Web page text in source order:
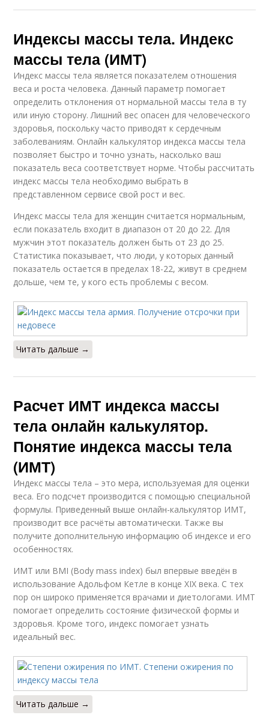
Индексы массы тела. Индекс
массы тела (ИМТ)
Индекс массы тела является показателем отношения
веса и роста человека. Данный параметр помогает
определить отклонения от нормальной массы тела в ту
или иную сторону. Лишний вес опасен для человеческого
здоровья, поскольку часто приводят к сердечным
заболеваниям. Онлайн калькулятор индекса массы тела
позволяет быстро и точно узнать, насколько ваш
показатель веса соответствует норме. Чтобы рассчитать
индекс массы тела необходимо выбрать в
представленном сервисе свой рост и вес.
Индекс массы тела для женщин считается нормальным,
если показатель входит в диапазон от 20 до 22. Для
мужчин этот показатель должен быть от 23 до 25.
Статистика показывает, что люди, у которых данный
показатель остается в пределах 18-22, живут в среднем
дольше, чем те, у кого есть проблемы с весом.
Читать дальше →
Расчет ИМТ индекса массы
тела онлайн калькулятор.
Понятие индекса массы тела
(ИМТ)
Индекс массы тела – это мера, используемая для оценки
веса. Его подсчет производится с помощью специальной
формулы. Приведенный выше онлайн-калькулятор ИМТ,
производит все расчёты автоматически. Также вы
получите дополнительную информацию об индексе и его
особенностях.
ИМТ или BMI (Body mass index) был впервые введён в
использование Адольфом Кетле в конце XIX века. С тех
пор он широко применяется врачами и диетологами. ИМТ
помогает определить состояние физической формы и
здоровья. Кроме того, индекс помогает узнать
идеальный вес.
Читать дальше →